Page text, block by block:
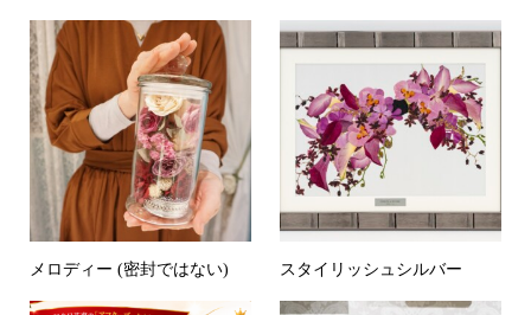
メロディー (密封ではない) スタイリッシュシルバー